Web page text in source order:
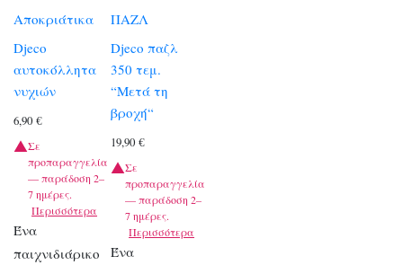
Αποκριάτικα
Djeco
αυτοκόλλητα
νυχιών
6,90 €
Σε
προπαραγγελία
— παράδοση 2–
7 ημέρες.
Περισσότερα
Ένα
παιχνιδιάρικο
ΠΑΖΛ
Djeco παζλ
350 τεμ.
“Μετά τη
βροχή“
19,90€
Σε
προπαραγγελία
— παράδοση 2–
7 ημέρες.
Περισσότερα
Ένα